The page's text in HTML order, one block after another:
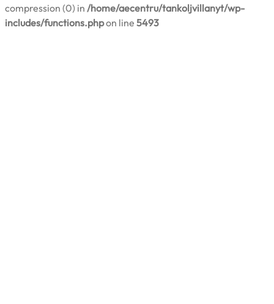
compression (0) in /home/aecentru/tankoljvillanyt/wp-
includes/functions.phpon line 5493